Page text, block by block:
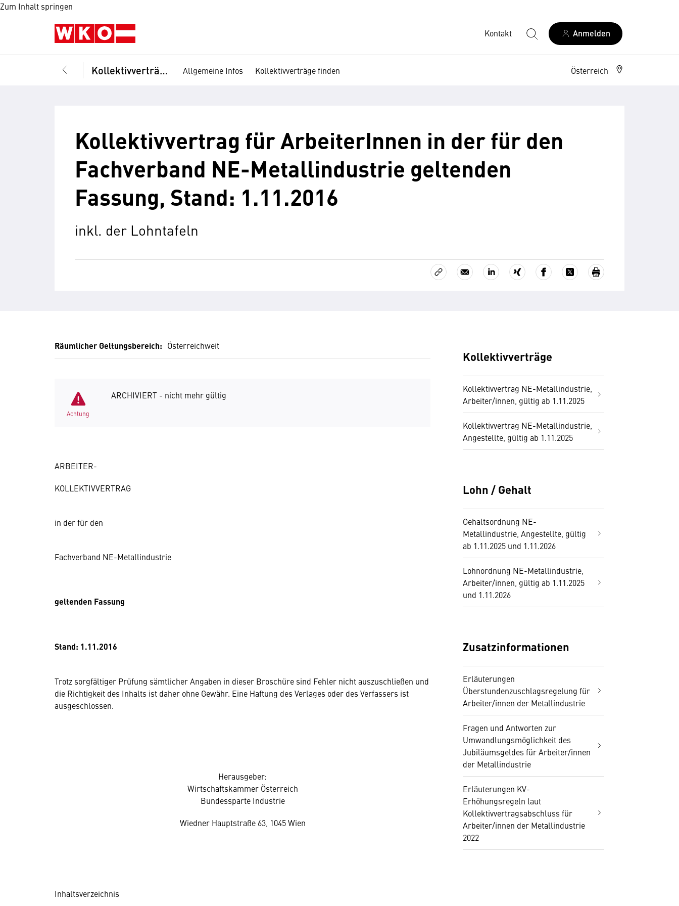
Zum Inhalt springen
Kontakt Anmelden
Kollektivverträge Allgemeine Infos Kollektivverträge finden Österreich
Kollektivvertrag für ArbeiterInnen in der für den
Fachverband NE-Metallindustrie geltenden
Fassung, Stand: 1.11.2016
inkl. der Lohntafeln
Räumlicher Geltungsbereich: Österreichweit
Achtung
ARCHIVIERT - nicht mehr gültig
ARBEITER-
KOLLEKTIVVERTRAG
in der für den
Fachverband NE-Metallindustrie
geltenden Fassung
Stand: 1.11.2016
Trotz sorgfältiger Prüfung sämtlicher Angaben in dieser Broschüre sind Fehler nicht auszuschließen und
die Richtigkeit des Inhalts ist daher ohne Ge­währ. Eine Haftung des Verlages oder des Verfassers ist
ausgeschlossen.
Herausgeber:
Wirtschaftskammer Österreich
Bundessparte Industrie
Wiedner Hauptstraße 63, 1045 Wien
Inhaltsverzeichnis
Kollektivverträge
Kollektivvertrag NE-Metallindustrie,
Arbeiter/innen, gültig ab 1.11.2025
Kollektivvertrag NE-Metallindustrie,
Angestellte, gültig ab 1.11.2025
Lohn / Gehalt
Gehaltsordnung NE-
Metallindustrie, Angestellte, gültig
ab 1.11.2025 und 1.11.2026
Lohnordnung NE-Metallindustrie,
Arbeiter/innen, gültig ab 1.11.2025
und 1.11.2026
Zusatzinformationen
Erläuterungen
Überstundenzuschlagsregelung für
Arbeiter/innen der Metallindustrie
Fragen und Antworten zur
Umwandlungsmöglichkeit des
Jubiläumsgeldes für Arbeiter/innen
der Metallindustrie
Erläuterungen KV-
Erhöhungsregeln laut
Kollektivvertragsabschluss für
Arbeiter/innen der Metallindustrie
2022